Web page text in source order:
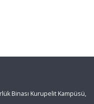
Binası Kurupelit Kampüsü,